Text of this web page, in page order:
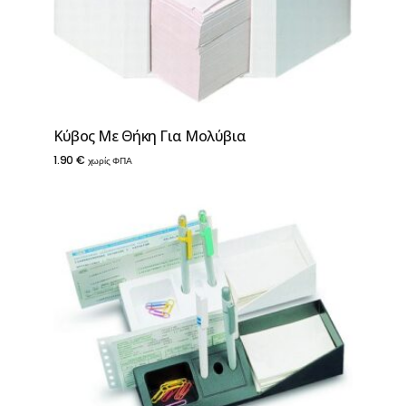
Κύβος Με Θήκη Για Μολύβια
1.90 € χωρίς ΦΠΑ